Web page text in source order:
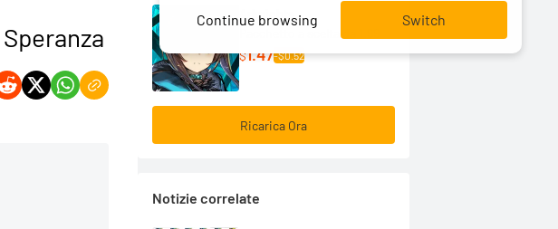
Continue browsing Switch
Arknights
Pacchetto a scelta da 1.99
$1.47-$0.52
Ricarica Ora
Notizie correlate